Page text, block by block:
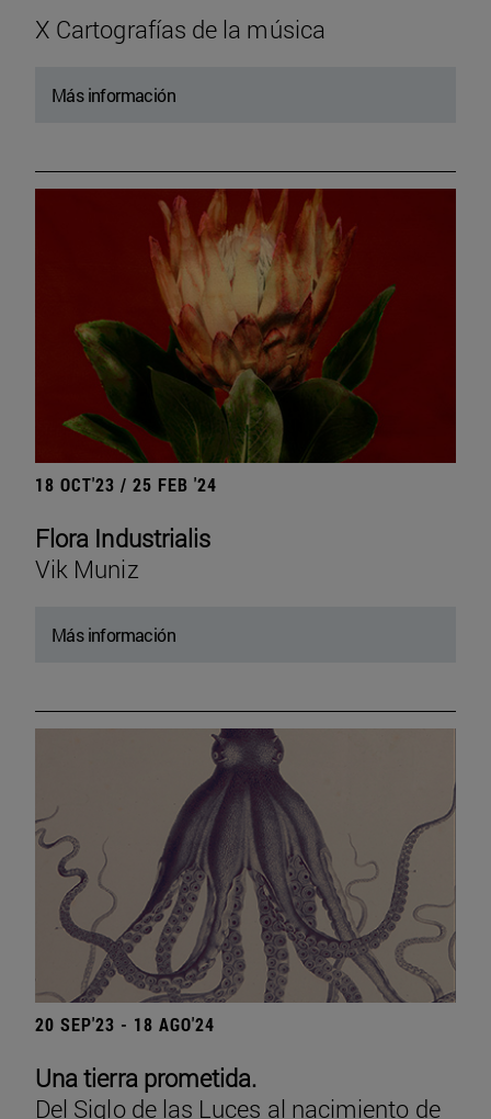
X Cartografías de la música
Más información
18 OCT'23 / 25 FEB '24
Flora Industrialis
Vik Muniz
Más información
20 SEP'23 - 18 AGO'24
Una tierra prometida.
Del Siglo de las Luces al nacimiento de